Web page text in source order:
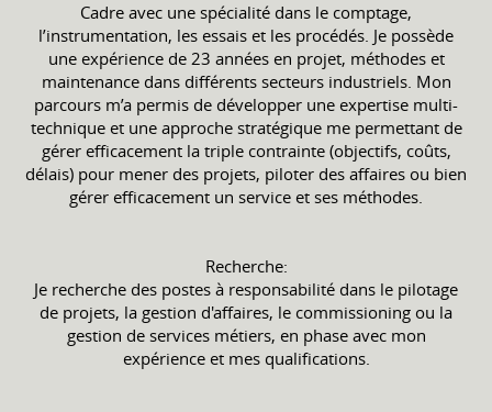
Cadre avec une spécialité dans le comptage,
l’instrumentation, les essais et les procédés. Je possède
une expérience de 23 années en projet, méthodes et
maintenance dans différents secteurs industriels. Mon
parcours m’a permis de développer une expertise multi-
technique et une approche stratégique me permettant de
gérer efficacement la triple contrainte (objectifs, coûts,
délais) pour mener des projets, piloter des affaires ou bien
gérer efficacement un service et ses méthodes.
Recherche:
Je recherche des postes à responsabilité dans le pilotage
de projets, la gestion d'affaires, le commissioning ou la
gestion de services métiers, en phase avec mon
expérience et mes qualifications.